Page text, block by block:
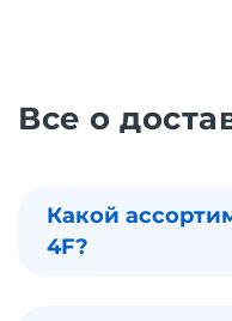
Все о
Какой
4F?